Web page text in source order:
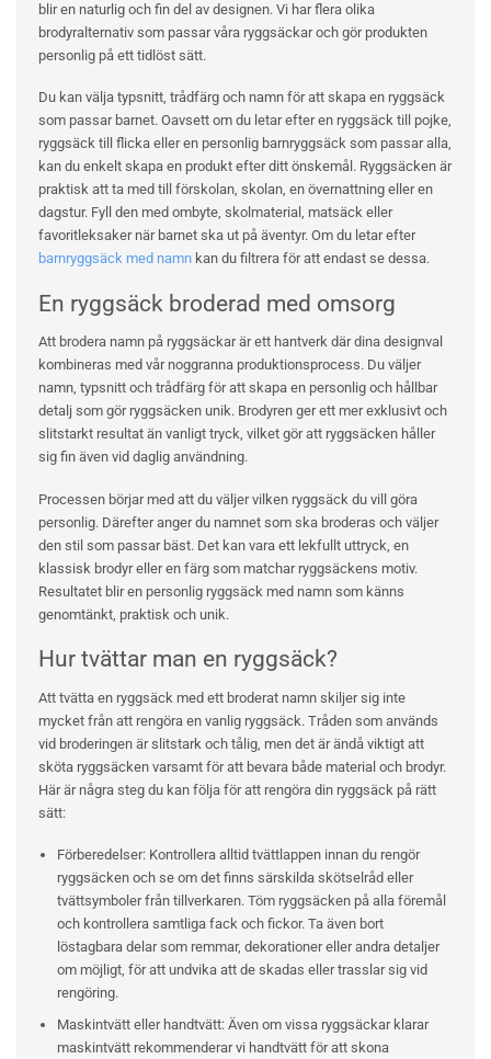
blir en naturlig och fin del av designen. Vi har flera olika
brodyralternativ som passar våra ryggsäckar och gör produkten
personlig på ett tidlöst sätt.
Du kan välja typsnitt, trådfärg och namn för att skapa en ryggsäck
som passar barnet. Oavsett om du letar efter en ryggsäck till pojke,
ryggsäck till flicka eller en personlig barnryggsäck som passar alla,
kan du enkelt skapa en produkt efter ditt önskemål. Ryggsäcken är
praktisk att ta med till förskolan, skolan, en övernattning eller en
dagstur. Fyll den med ombyte, skolmaterial, matsäck eller
favoritleksaker när barnet ska ut på äventyr. Om du letar efter
barnryggsäck med namn kan du filtrera för att endast se dessa.
En ryggsäck broderad med omsorg
Att brodera namn på ryggsäckar är ett hantverk där dina designval
kombineras med vår noggranna produktionsprocess. Du väljer
namn, typsnitt och trådfärg för att skapa en personlig och hållbar
detalj som gör ryggsäcken unik. Brodyren ger ett mer exklusivt och
slitstarkt resultat än vanligt tryck, vilket gör att ryggsäcken håller
sig fin även vid daglig användning.
Processen börjar med att du väljer vilken ryggsäck du vill göra
personlig. Därefter anger du namnet som ska broderas och väljer
den stil som passar bäst. Det kan vara ett lekfullt uttryck, en
klassisk brodyr eller en färg som matchar ryggsäckens motiv.
Resultatet blir en personlig ryggsäck med namn som känns
genomtänkt, praktisk och unik.
Hur tvättar man en ryggsäck?
Att tvätta en ryggsäck med ett broderat namn skiljer sig inte
mycket från att rengöra en vanlig ryggsäck. Tråden som används
vid broderingen är slitstark och tålig, men det är ändå viktigt att
sköta ryggsäcken varsamt för att bevara både material och brodyr.
Här är några steg du kan följa för att rengöra din ryggsäck på rätt
sätt:
Förberedelser: Kontrollera alltid tvättlappen innan du rengör
ryggsäcken och se om det finns särskilda skötselråd eller
tvättsymboler från tillverkaren. Töm ryggsäcken på alla föremål
och kontrollera samtliga fack och fickor. Ta även bort
löstagbara delar som remmar, dekorationer eller andra detaljer
om möjligt, för att undvika att de skadas eller trasslar sig vid
rengöring.
Maskintvätt eller handtvätt: Även om vissa ryggsäckar klarar
maskintvätt rekommenderar vi handtvätt för att skona